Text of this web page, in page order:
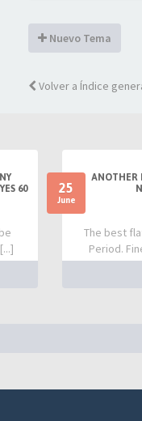
Nuevo Tema
Volver a Índice
60
25
June
ANOTHER
The best
Period.